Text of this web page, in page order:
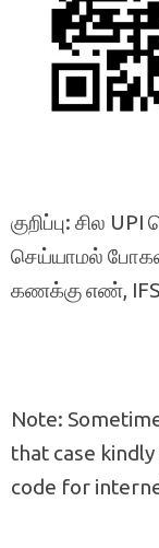
குறிப்பு: சில
செய்யாமல்
கணக்கு எண்,
Note:
that case
code for